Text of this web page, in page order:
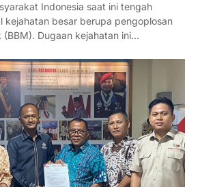
Indonesia saat ini tengah
kejahatan besar berupa pengoplosan
(BBM). Dugaan kejahatan ini…